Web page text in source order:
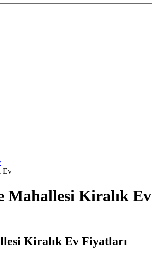
Ev
Mahallesi Kiralık Ev
Kiralık Ev Fiyatları